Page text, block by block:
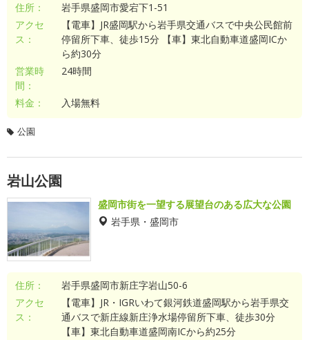
住所：
岩手県盛岡市愛宕下1-51
アクセ
ス：
【電車】JR盛岡駅から岩手県交通バスで中央公民館前
停留所下車、徒歩15分 【車】東北自動車道盛岡ICか
ら約30分
営業時
間：
24時間
料金： 入場無料
公園
岩山公園
盛岡市街を一望する展望台のある広大な公園
岩手県・盛岡市
住所：
岩手県盛岡市新庄字岩山50-6
アクセ
ス：
【電車】JR・IGRいわて銀河鉄道盛岡駅から岩手県交
通バスで新庄線新庄浄水場停留所下車、徒歩30分
【車】東北自動車道盛岡南ICから約25分